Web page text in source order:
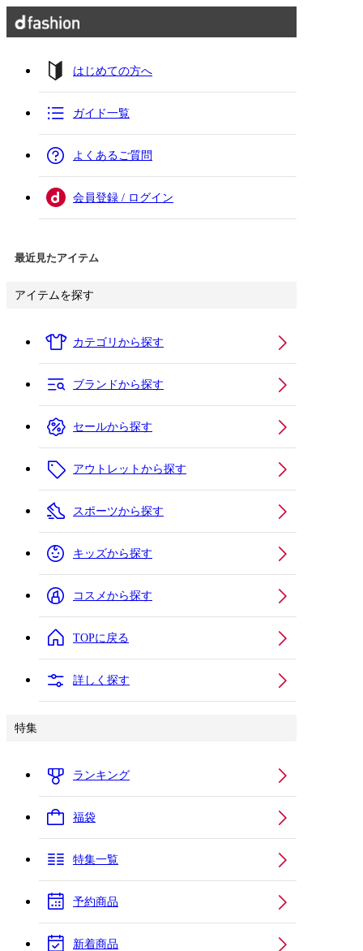
はじめての方へ
ガイド一覧
よくあるご質問
会員登録 / ログイン
最近見たアイテム
アイテムを探す
カテゴリから探す
ブランドから探す
セールから探す
アウトレットから探す
スポーツから探す
キッズから探す
コスメから探す
TOPに戻る
詳しく探す
特集
ランキング
福袋
特集一覧
予約商品
新着商品